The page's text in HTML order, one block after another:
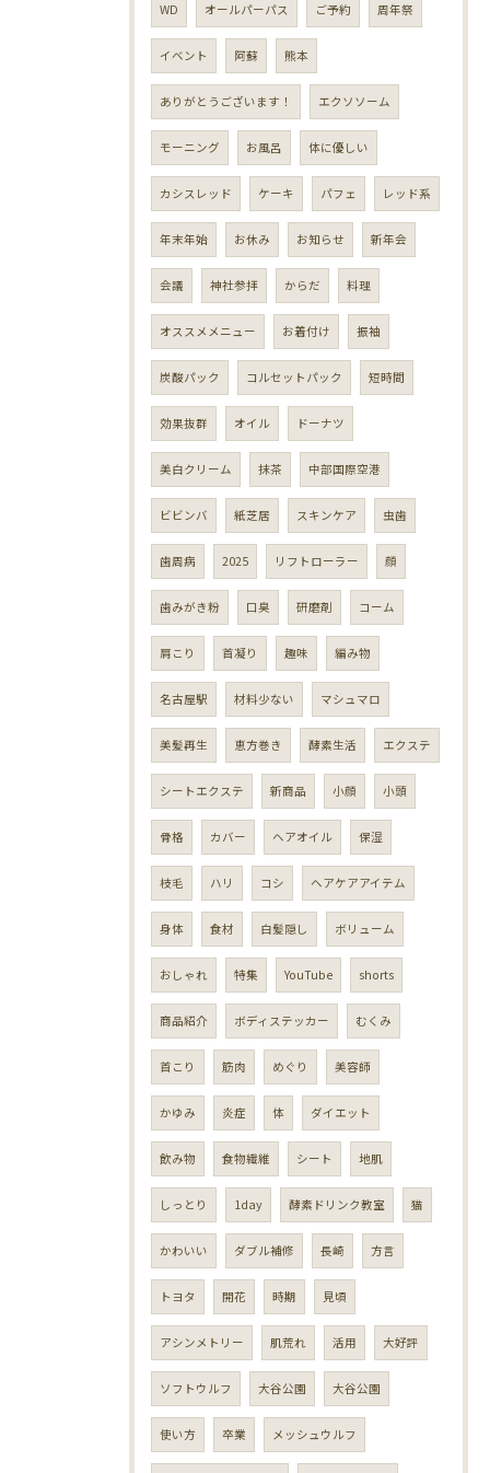
WD オールパーパス ご予約 周年祭
イベント 阿蘇 熊本
ありがとうございます！ エクソソーム
モーニング お風呂 体に優しい
カシスレッド ケーキ パフェ レッド系
年末年始 お休み お知らせ 新年会
会議 神社参拝 からだ 料理
オススメメニュー お着付け 振袖
炭酸パック コルセットパック 短時間
効果抜群 オイル ドーナツ
美白クリーム 抹茶 中部国際空港
ビビンバ 紙芝居 スキンケア 虫歯
歯周病 2025 リフトローラー 顔
歯みがき粉 口臭 研磨剤 コーム
肩こり 首凝り 趣味 編み物
名古屋駅 材料少ない マシュマロ
美髪再生 恵方巻き 酵素生活 エクステ
シートエクステ 新商品 小顔 小頭
骨格 カバー ヘアオイル 保湿
枝毛 ハリ コシ ヘアケアアイテム
身体 食材 白髪隠し ボリューム
おしゃれ 特集 YouTube shorts
商品紹介 ボディステッカー むくみ
首こり 筋肉 めぐり 美容師
かゆみ 炎症 体 ダイエット
飲み物 食物繊維 シート 地肌
しっとり 1day 酵素ドリンク教室 猫
かわいい ダブル補修 長崎 方言
トヨタ 開花 時期 見頃
アシンメトリー 肌荒れ 活用 大好評
ソフトウルフ 大谷公園 大谷公園
使い方 卒業 メッシュウルフ